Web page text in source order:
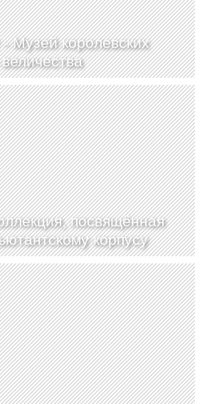
Музей королевских
посвящённая
корпусу